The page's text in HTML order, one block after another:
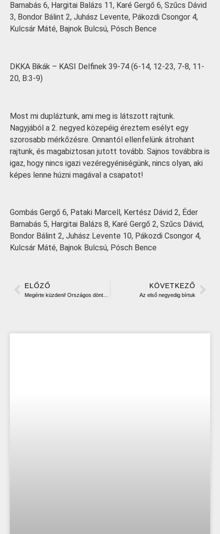
Barnabás 6, Hargitai Balázs 11, Karé Gergő 6, Szűcs Dávid
3, Bondor Bálint 2, Juhász Levente, Pákozdi Csongor 4,
Kulcsár Máté, Bajnok Bulcsú, Pósch Bence
DKKA Bikák – KASI Delfinek 39-74 (6-14, 12-23, 7-8, 11-
20, B:3-9)
Most mi dupláztunk, ami meg is látszott rajtunk.
Nagyjából a 2. negyed közepéig éreztem esélyt egy
szorosabb mérkőzésre. Onnantól ellenfelünk átrohant
rajtunk, és magabiztosan jutott tovább. Sajnos továbbra is
igaz, hogy nincs igazi vezéregyéniségünk, nincs olyan, aki
képes lenne húzni magával a csapatot!
Gombás Gergő 6, Pataki Marcell, Kertész Dávid 2, Éder
Barnabás 5, Hargitai Balázs 8, Karé Gergő 2, Szűcs Dávid,
Bondor Bálint 2, Juhász Levente 10, Pákozdi Csongor 4,
Kulcsár Máté, Bajnok Bulcsú, Pósch Bence
ELŐZŐ KÖVETKEZŐ
Az első negyedig bírtuk